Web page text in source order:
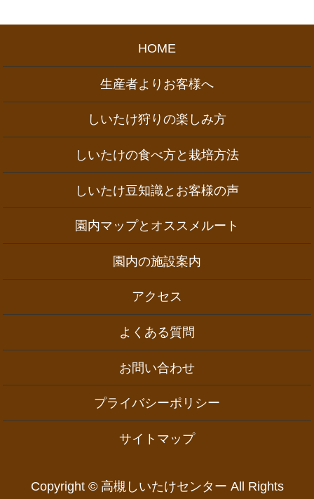
HOME
生産者よりお客様へ
しいたけ狩りの楽しみ方
しいたけの食べ方と栽培方法
しいたけ豆知識とお客様の声
園内マップとオススメルート
園内の施設案内
アクセス
よくある質問
お問い合わせ
プライバシーポリシー
サイトマップ
Copyright © 高槻しいたけセンター All Rights